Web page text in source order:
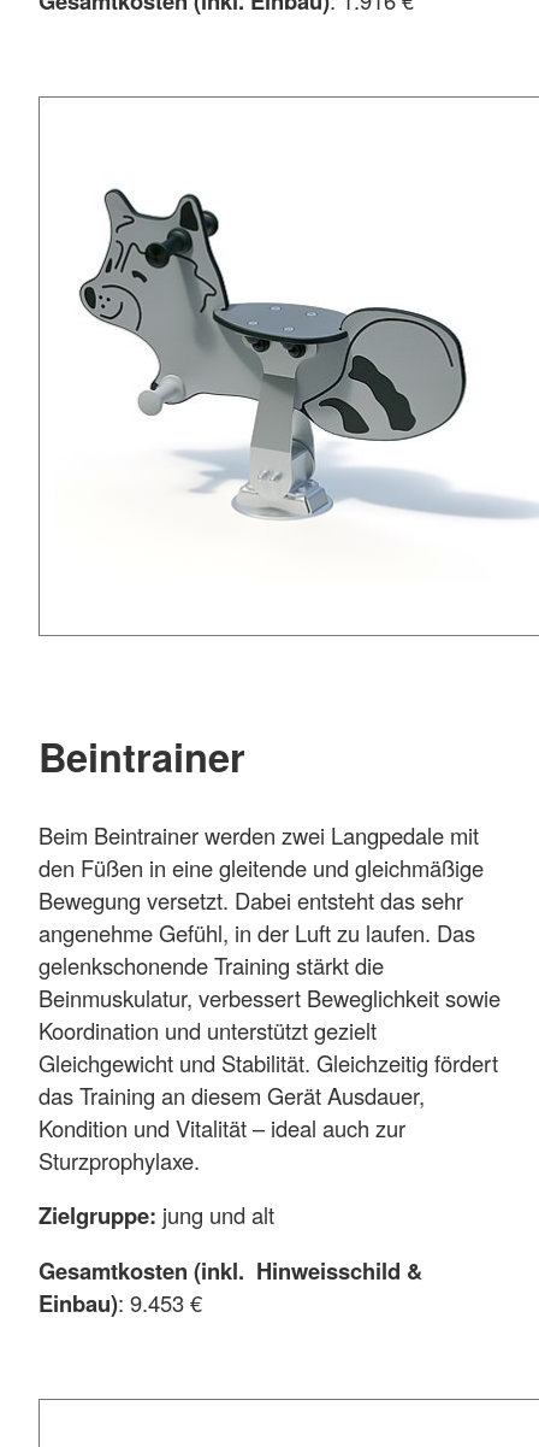
Beintrainer
Beim Beintrainer werden zwei Langpedale mit
den Füßen in eine gleitende und gleichmäßige
Bewegung versetzt. Dabei entsteht das sehr
angenehme Gefühl, in der Luft zu laufen. Das
gelenkschonende Training stärkt die
Beinmuskulatur, verbessert Beweglichkeit sowie
Koordination und unterstützt gezielt
Gleichgewicht und Stabilität. Gleichzeitig fördert
das Training an diesem Gerät Ausdauer,
Kondition und Vitalität – ideal auch zur
Sturzprophylaxe.
Zielgruppe: jung und alt
Gesamtkosten (inkl. Hinweisschild &
Einbau): 9.453 €